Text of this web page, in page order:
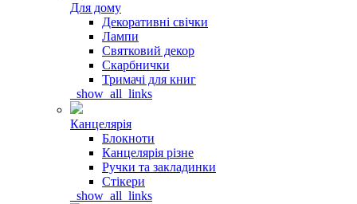
Для дому
Декоративні свічки
Лампи
Святковий декор
Скарбнички
Тримачі для книг
_show_all_links
Канцелярія
Блокноти
Канцелярія різне
Ручки та закладинки
Стікери
_show_all_links